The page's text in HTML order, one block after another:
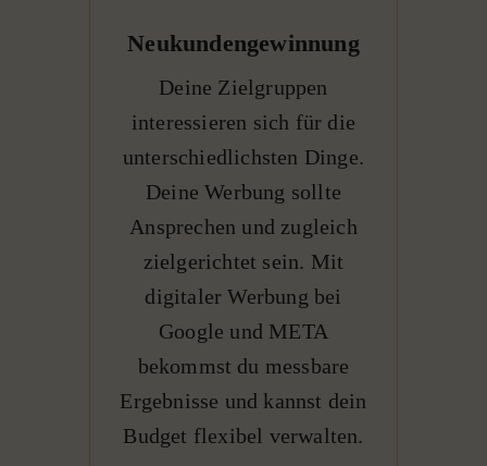
Neukundengewinnung
Deine Zielgruppen
interessieren sich für die
unterschiedlichsten Dinge.
Deine Werbung sollte
Ansprechen und zugleich
zielgerichtet sein. Mit
digitaler Werbung bei
Google und META
bekommst du messbare
Ergebnisse und kannst dein
Budget flexibel verwalten.